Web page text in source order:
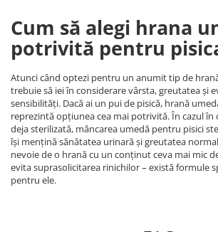
Cum să alegi hrana
potrivită pentru
Atunci când optezi pentru un anumit tip de
trebuie să iei în considerare vârsta, greutatea și
sensibilități. Dacă ai un pui de pisică, hrană
reprezintă opțiunea cea mai potrivită. În cazul în
deja sterilizată, mâncarea umedă pentru pisici
își mențină sănătatea urinară și greutatea
nevoie de o hrană cu un conținut ceva mai mic
evita suprasolicitarea rinichilor – există formule
pentru ele.